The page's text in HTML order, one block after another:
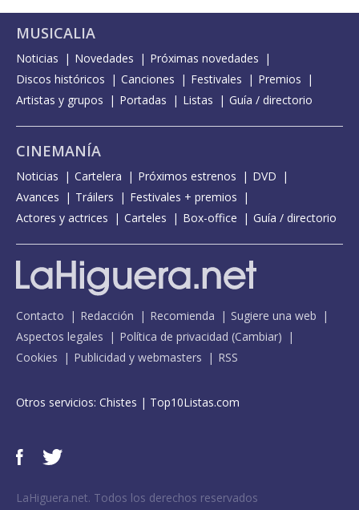
MUSICALIA
Noticias Novedades
Próximas novedades
Discos históricos
Canciones Festivales
Premios
Artistas y grupos
Portadas Listas Guía / directorio
CINEMANÍA
Noticias Cartelera Próximos estrenos
DVD
Avances
Tráilers
Festivales + premios
Actores y actrices
Carteles Box-office Guía / directorio
Contacto Redacción Recomienda
Sugiere una web
Aspectos legales
Política de privacidad (Cambiar)
Cookies
Publicidad y webmasters RSS
Otros servicios: Chistes | Top10Listas.com
LaHiguera.net. Todos los derechos reservados